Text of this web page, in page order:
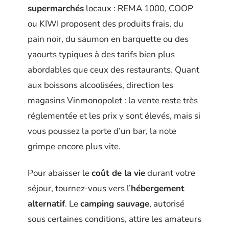
supermarchés locaux : REMA 1000, COOP
ou KIWI proposent des produits frais, du
pain noir, du saumon en barquette ou des
yaourts typiques à des tarifs bien plus
abordables que ceux des restaurants. Quant
aux boissons alcoolisées, direction les
magasins Vinmonopolet : la vente reste très
réglementée et les prix y sont élevés, mais si
vous poussez la porte d’un bar, la note
grimpe encore plus vite.
Pour abaisser lecoût de la viedurant votre
séjour, tournez-vous vers l’hébergement
alternatif. Lecamping sauvage, autorisé
sous certaines conditions, attire les amateurs